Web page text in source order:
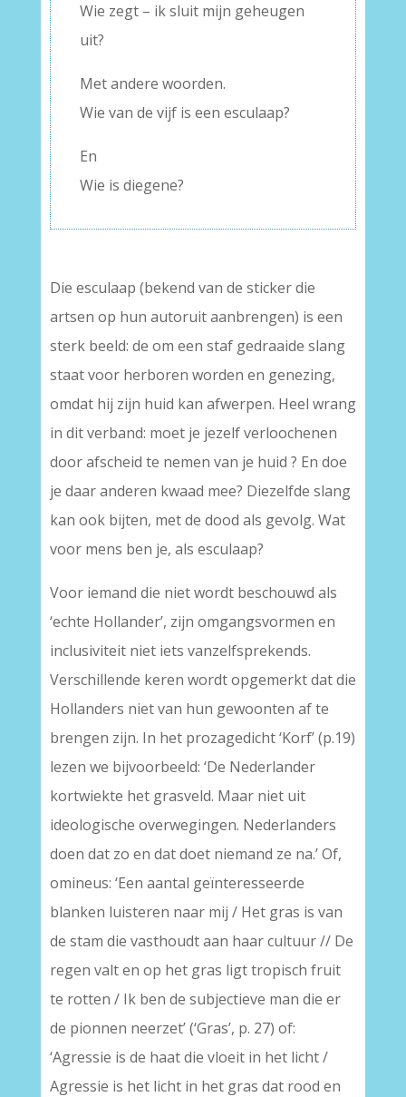
Wie zegt – ik sluit mijn geheugen
uit?
Met andere woorden.
Wie van de vijf is een esculaap?
En
Wie is diegene?
Die esculaap (bekend van de sticker die
artsen op hun autoruit aanbrengen) is een
sterk beeld: de om een staf gedraaide slang
staat voor herboren worden en genezing,
omdat hij zijn huid kan afwerpen. Heel wrang
in dit verband: moet je jezelf verloochenen
door afscheid te nemen van je huid ? En doe
je daar anderen kwaad mee? Diezelfde slang
kan ook bijten, met de dood als gevolg. Wat
voor mens ben je, als esculaap?
Voor iemand die niet wordt beschouwd als
‘echte Hollander’, zijn omgangsvormen en
inclusiviteit niet iets vanzelfsprekends.
Verschillende keren wordt opgemerkt dat die
Hollanders niet van hun gewoonten af te
brengen zijn. In het prozagedicht ‘Korf’ (p.19)
lezen we bijvoorbeeld: ‘De Nederlander
kortwiekte het grasveld. Maar niet uit
ideologische overwegingen. Nederlanders
doen dat zo en dat doet niemand ze na.’ Of,
omineus: ‘Een aantal geïnteresseerde
blanken luisteren naar mij / Het gras is van
de stam die vasthoudt aan haar cultuur // De
regen valt en op het gras ligt tropisch fruit
te rotten / Ik ben de subjectieve man die er
de pionnen neerzet’ (‘Gras’, p. 27) of:
‘Agressie is de haat die vloeit in het licht /
Agressie is het licht in het gras dat rood en